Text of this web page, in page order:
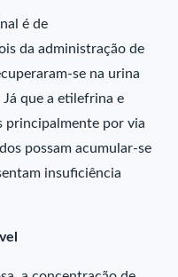
é de
da administração de
se na urina
que a etilefrina e
principalmente por via
possam acumular-se
insuficiência